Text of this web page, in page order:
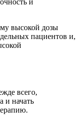
высокой дозы
пациентов и,
всего,
и начать